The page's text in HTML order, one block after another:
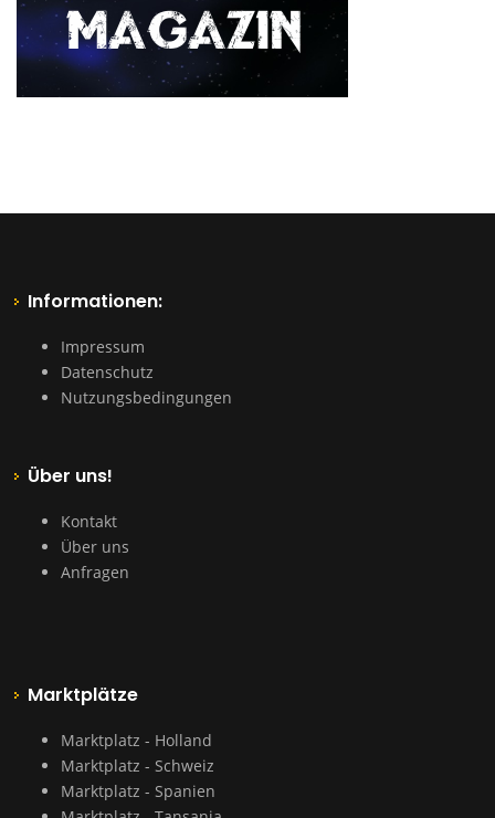
Informationen:
Impressum
Datenschutz
Nutzungsbedingungen
Über uns!
Kontakt
Über uns
Anfragen
Marktplätze
Marktplatz - Holland
Marktplatz - Schweiz
Marktplatz - Spanien